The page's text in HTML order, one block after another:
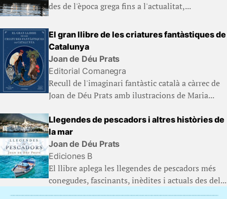
des de l'època grega fins a l'actualitat,...
El gran llibre de les criatures fantàstiques de
Catalunya
Joan de Déu Prats
Editorial Comanegra
Recull de l'imaginari fantàstic català a càrrec de
Joan de Déu Prats amb ilustracions de Maria...
Llegendes de pescadors i altres històries de
la mar
Joan de Déu Prats
Ediciones B
El llibre aplega les llegendes de pescadors més
conegudes, fascinants, inèdites i actuals des del...